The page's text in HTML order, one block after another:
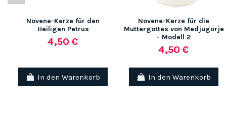
Novene-Kerze für den
Heiligen Petrus
4,50 €
In den Warenkorb
Novene-Kerze für die
Muttergottes von Medjugorje
- Modell 2
4,50 €
In den Warenkorb